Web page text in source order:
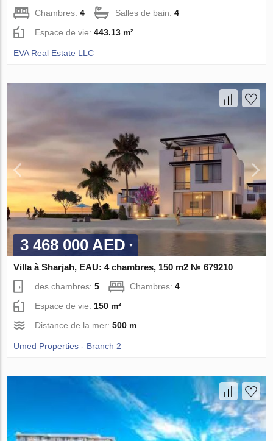
Chambres:4 Salles de bain:4
Espace de vie:443.13 m²
EVA Real Estate LLC
3 468 000 AED
Villa à Sharjah, EAU: 4 chambres, 150 m2 № 679210
des chambres:5 Chambres:4
Espace de vie: 150 m²
Distance de la mer:500 m
Umed Properties - Branch 2